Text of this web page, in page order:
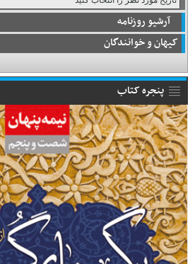
آرشیو روزنامه
کیهان و خوانندگان
پنجره کتاب